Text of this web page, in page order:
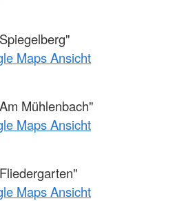
Maps Ansicht
Mühlenbach"
Maps Ansicht
Maps Ansicht